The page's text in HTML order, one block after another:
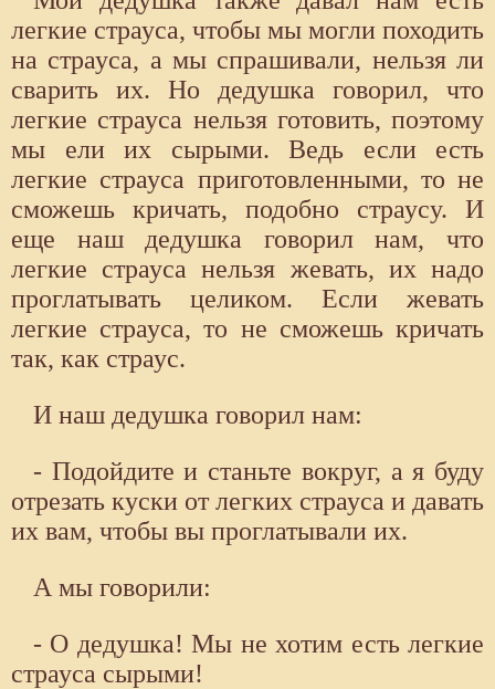
легкие страуса, чтобы мы могли походить
на страуса, а мы спрашивали, нельзя ли
сварить их. Но дедушка говорил, что
легкие страуса нельзя готовить, поэтому
мы ели их сырыми. Ведь если есть
легкие страуса приготовленными, то не
сможешь кричать, подобно страусу. И
еще наш дедушка говорил нам, что
легкие страуса нельзя жевать, их надо
проглатывать целиком. Если жевать
легкие страуса, то не сможешь кричать
так, как страус.
И наш дедушка говорил нам:
- Подойдите и станьте вокруг, а я буду
отрезать куски от легких страуса и давать
их вам, чтобы вы проглатывали их.
А мы говорили:
- О дедушка! Мы не хотим есть легкие
страуса сырыми!